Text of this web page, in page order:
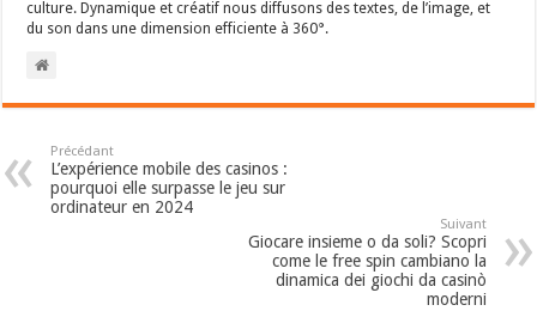
culture. Dynamique et créatif nous diffusons des textes, de l’image, et
du son dans une dimension efficiente à 360°.
Précédant
L’expérience mobile des casinos :
pourquoi elle surpasse le jeu sur
ordinateur en 2024
Suivant
Giocare insieme o da soli? Scopri
come le free spin cambiano la
dinamica dei giochi da casinò
moderni